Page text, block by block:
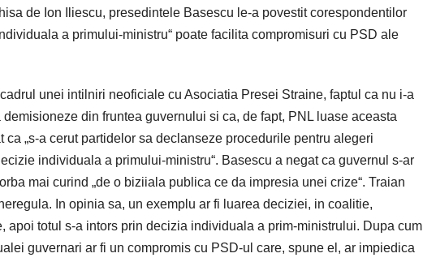
de Ion Iliescu, presedintele Basescu le-a povestit corespondentilor
a primului-ministru“ poate facilita compromisuri cu PSD ale
unei intilniri neoficiale cu Asociatia Presei Straine, faptul ca nu i-a
din fruntea guvernului si ca, de fapt, PNL luase aceasta
„s-a cerut partidelor sa declanseze procedurile pentru alegeri
individuala a primului-ministru“. Basescu a negat ca guvernul s-ar
mai curind „de o biziiala publica ce da impresia unei crize“. Traian
In opinia sa, un exemplu ar fi luarea deciziei, in coalitie,
apoi totul s-a intors prin decizia individuala a prim-ministrului. Dupa cum
guvernari ar fi un compromis cu PSD-ul care, spune el, ar impiedica